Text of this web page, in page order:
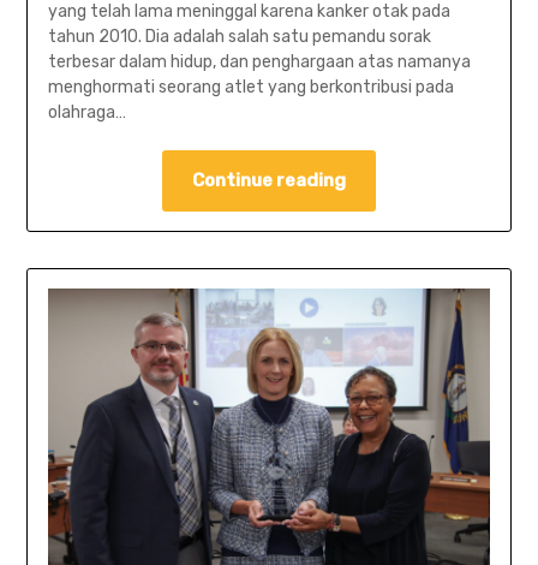
yang telah lama meninggal karena kanker otak pada
tahun 2010. Dia adalah salah satu pemandu sorak
terbesar dalam hidup, dan penghargaan atas namanya
menghormati seorang atlet yang berkontribusi pada
olahraga…
Continue reading